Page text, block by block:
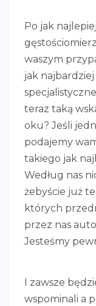
Po jak
waszym
jak
teraz taką
oku? Jeśli
podajemy
takiego jak
Według nas
żebyście już
których
przez nas
Jesteśmy
I zawsze
wspominali a